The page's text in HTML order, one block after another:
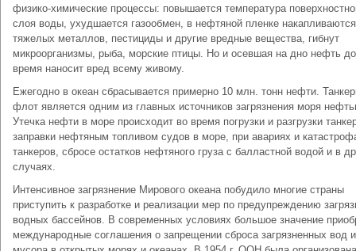
физико-химические процессы: повышается температура
слоя воды, ухудшается газообмен, в нефтяной пленке
тяжелых металлов, пестициды и другие вредные вещества, гибнут
микроорганизмы, рыба, морские птицы. Но и осевшая на дно нефть
время наносит вред всему живому.
Ежегодно в океан сбрасывается примерно 10 млн. тонн нефти.
флот является одним из главных источников загрязнения моря
Утечка нефти в море происходит во время погрузки и разгрузки
заправки нефтяным топливом судов в море, при авариях и
танкеров, сбросе остатков нефтяного груза с балластной водой и в
случаях.
Интенсивное загрязнение Мирового океана побудило многие страны
приступить к разработке и реализации мер по предупреждению
водных бассейнов. В современных условиях большое значение
международные соглашения о запрещении сброса загрязненных вод и